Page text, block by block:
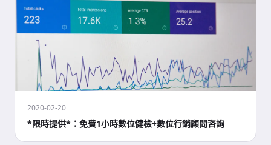
2020-02-20
*限時提供*：免費1小時數位健檢+數位行銷顧問咨詢